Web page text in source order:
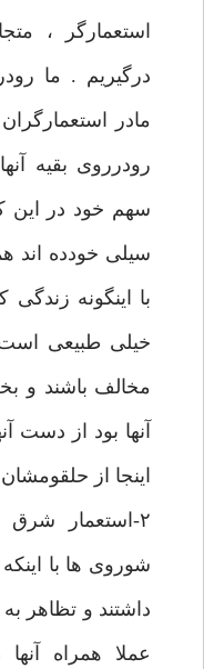
استعمارگر ،
درگیریم . ما
مادر
رودرروی بقیه
سهم خود در این
سیلی خودده اند
با اینگونه زندگی
خیلی طبیعی است
مخالف باشند و
آنها بود از دست
اینجا از
۲-استعمار
شوروی ها با
داشتند و تظاهر
عملا همراه آنها